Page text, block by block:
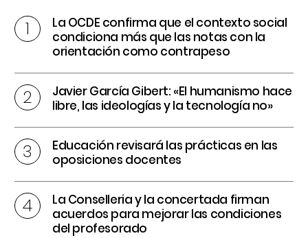
La OCDE confirma que el contexto social
condiciona más que las notas con la
orientación como contrapeso
Javier García Gibert: «El humanismo hace
libre, las ideologías y la tecnología no»
Educación revisará las prácticas en las
oposiciones docentes
La Conselleria y la concertada firman
acuerdos para mejorar las condiciones
del profesorado